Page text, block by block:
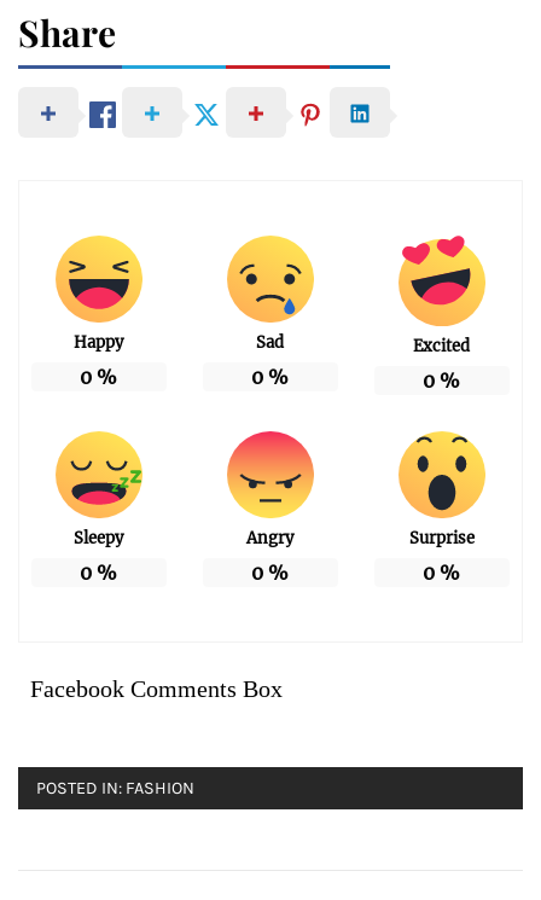
Share
Happy
0 %
Sad
0 %
Excited
0 %
Sleepy
0 %
Angry
0 %
Surprise
0 %
Facebook Comments Box
POSTED IN: FASHION